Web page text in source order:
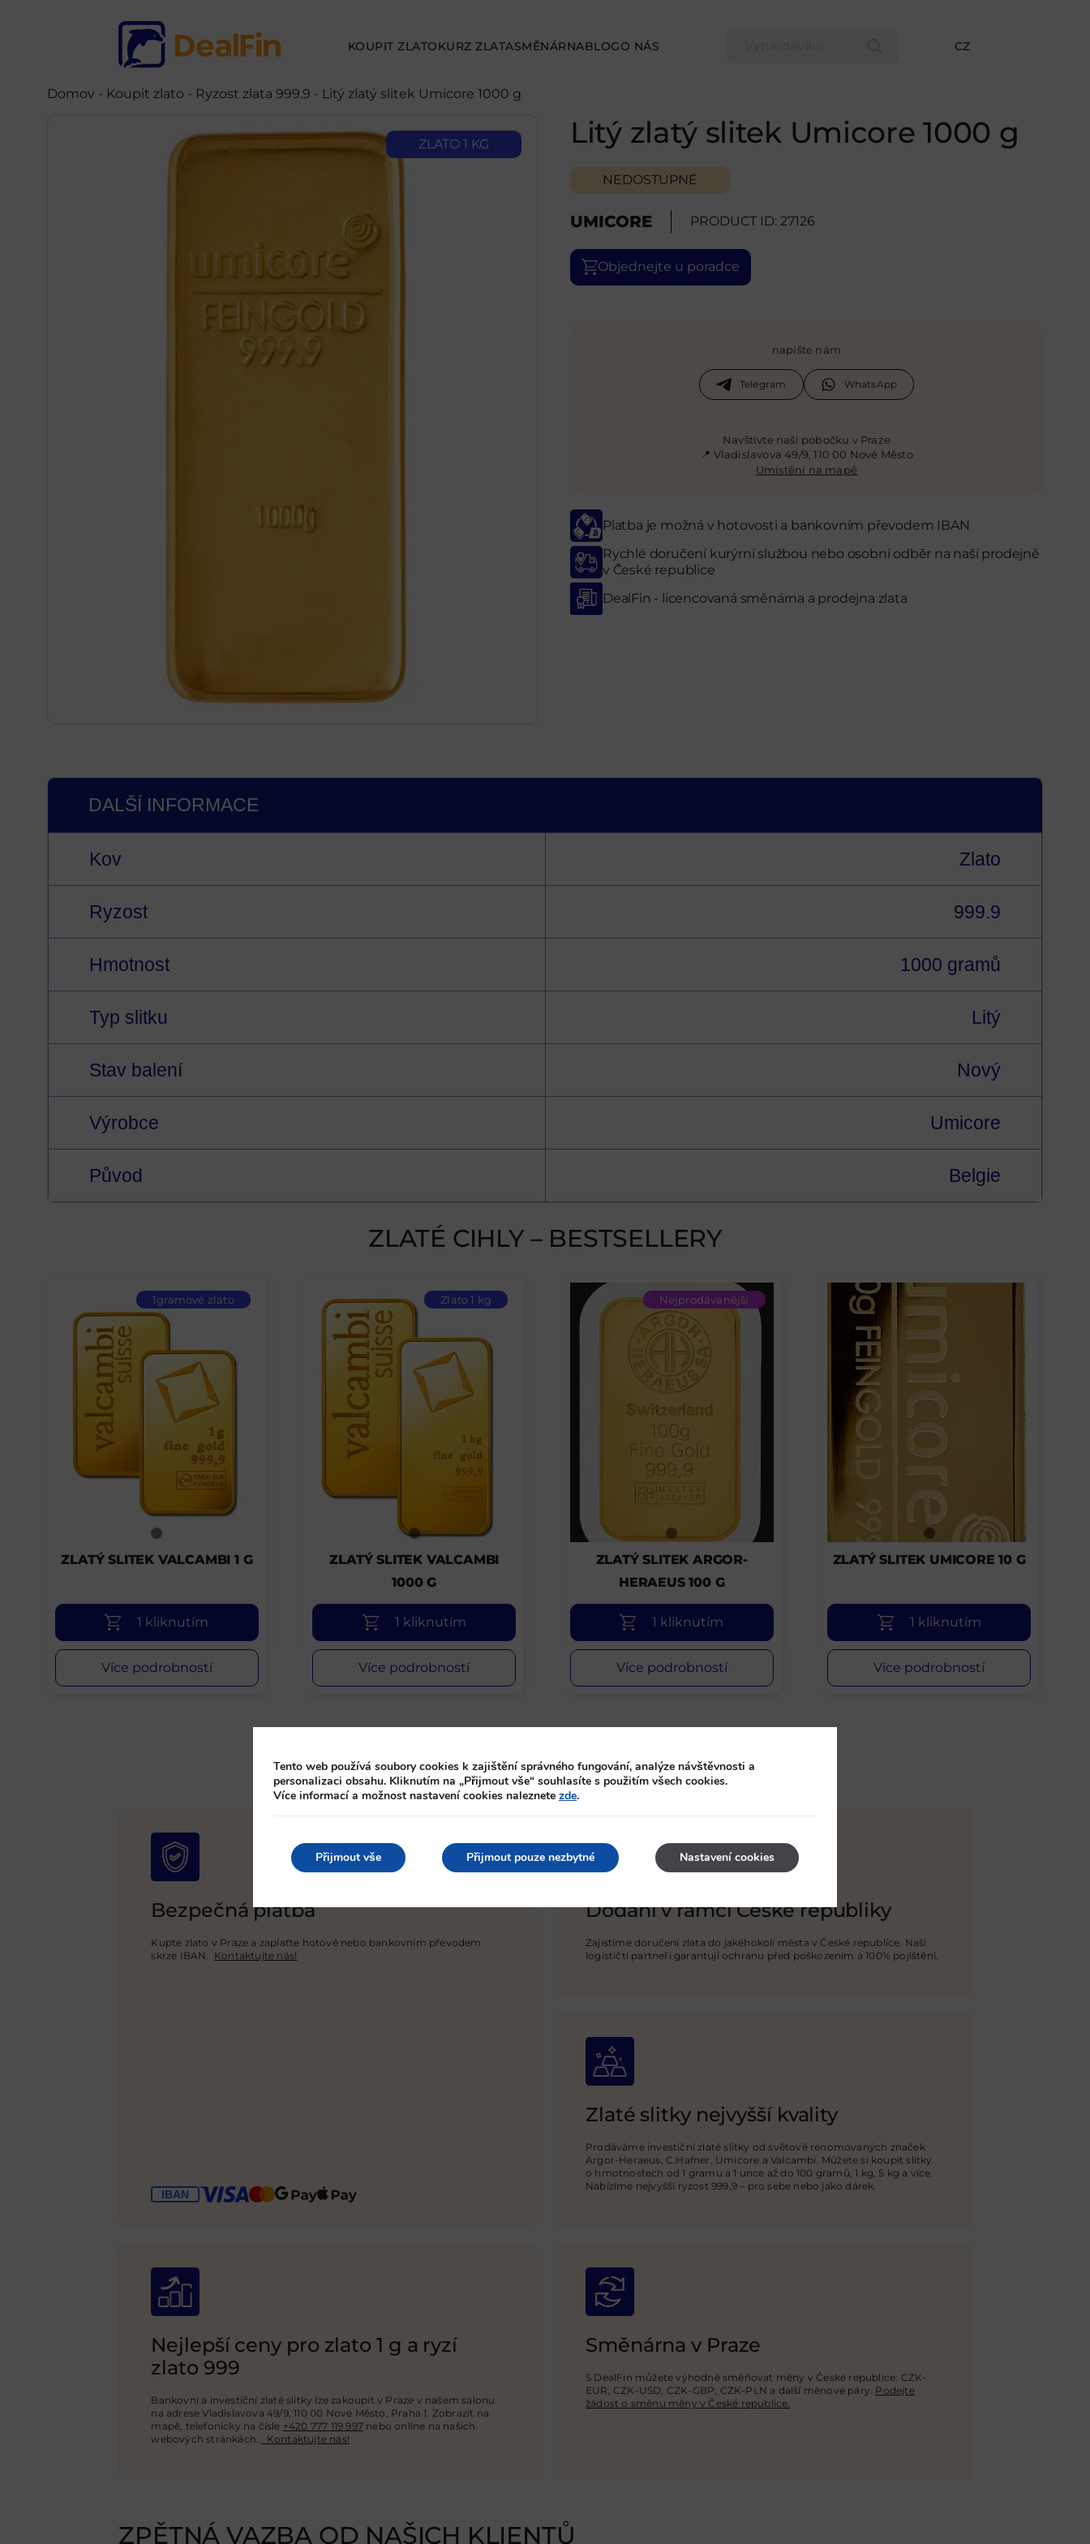
KOUPIT ZLATOKURZ ZLATASMĚNÁRNABLOGO NÁS CZ
Domov - Koupit zlato - Ryzost zlata 999.9 - Litý zlatý slitek Umicore 1000 g
ZLATO 1 KG Litý zlatý slitek Umicore 1000 g
NEDOSTUPNÉ
UMICORE PRODUCT ID: 27126
Objednejte u poradce
napište nám
Telegram WhatsApp
Navštivte naši pobočku v Praze
📍 Vladislavova 49/9, 110 00 Nové Město
Umístění na mapě
Platba je možná v hotovosti a bankovním převodem IBAN
Rychlé doručení kurýrní službou nebo osobní odběr na naší prodejně
v České republice
DealFin - licencovaná směnárna a prodejna zlata
DALŠÍ INFORMACE
Kov Zlato
Ryzost 999.9
Hmotnost 1000 gramů
Typ slitku Litý
Stav balení Nový
Výrobce Umicore
Původ Belgie
ZLATÉ CIHLY – BESTSELLERY
1gramové zlato
ZLATÝ SLITEK VALCAMBI 1 G
1 kliknutím
Více podrobností
Zlato 1 kg
ZLATÝ SLITEK VALCAMBI
1000 G
1 kliknutím
Více podrobností
Nejprodávanější
ZLATÝ SLITEK ARGOR-
HERAEUS 100 G
1 kliknutím
Více podrobností
ZLATÝ SLITEK UMICORE 10 G
1 kliknutím
Více podrobností
Bezpečná platba
Kupte zlato v Praze a zaplaťte hotově nebo bankovním převodem
skrze IBAN. Kontaktujte nás!
Dodání v rámci České republiky
Zajistíme doručení zlata do jakéhokoli města v České republice. Naši
logističtí partneři garantují ochranu před poškozením a 100% pojištění
Zlaté slitky nejvyšší kvality
Prodáváme investiční zlaté slitky od světově renomovaných značek
Argor-Heraeus, C.Hafner, Umicore a Valcambi. Můžete si koupit slitky
o hmotnostech od 1 gramu a 1 unce až do 100 gramů, 1 kg, 5 kg a více.
Nabízíme nejvyšší ryzost 999,9 – pro sebe nebo jako dárek.
Nejlepší ceny pro zlato 1 g a ryzí
zlato 999
Bankovní a investiční zlaté slitky lze zakoupit v Praze v našem salonu
na adrese Vladislavova 49/9, 110 00 Nové Město, Praha 1. Zobrazit na
mapě, telefonicky na čísle +420 777 119 997nebo online na našich
webových stránkách
Kontaktujte nás!
Směnárna v Praze
S DealFin můžete výhodně směňovat měny v České republice: CZK-
EUR, CZK-USD, CZK-GBP , CZK-PLN a další měnové páry. Podejte
žádost o směnu měny v České republice.
ZPĚTNÁ VAZBA OD NAŠICH KLIENTŮ
Tento web používá soubory cookies k zajištění správného fungování, analýze návštěvnosti a
personalizaci obsahu. Kliknutím na „Přijmout vše“ souhlasíte s použitím všech cookies.
Více informací a možnost nastavení cookies naleznete zde.
Přijmout vše Přijmout pouze nezbytné Nastavení cookies